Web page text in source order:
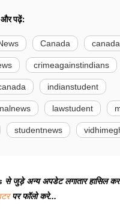
और पढ़ें:
Canada
crimeagainstindians
indianstudent
lawstudent
studentnews
जुड़े अन्य अपडेट लगातार हासिल
पर फॉलो करे...